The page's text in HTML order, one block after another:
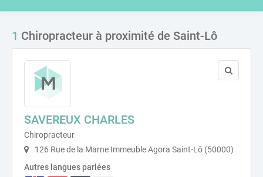
1 Chiropracteur à proximité de Saint-Lô
SAVEREUX CHARLES
Chiropracteur
126 Rue de la Marne Immeuble Agora Saint-Lô (50000)
Autres langues parlées